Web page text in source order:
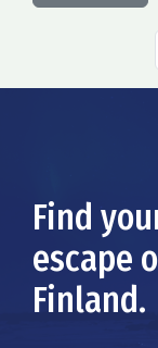
Posts
Find
escape
Finland.